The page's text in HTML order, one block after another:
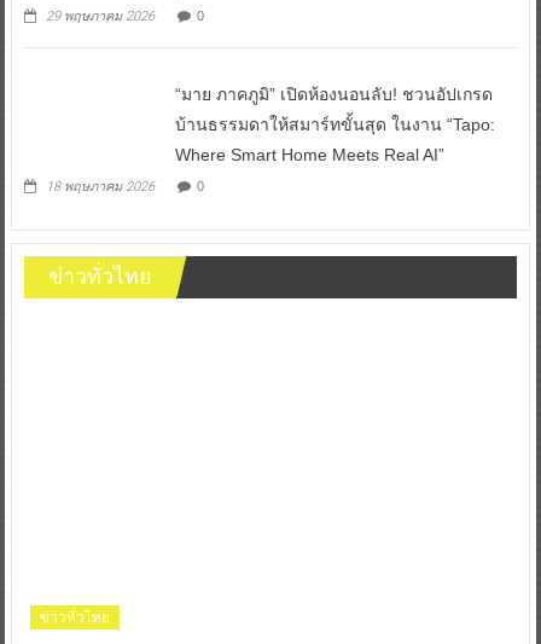
29 พฤษภาคม 2026 0
“มาย ภาคภูมิ” เปิดห้องนอนลับ! ชวนอัปเกรด
บ้านธรรมดาให้สมาร์ทขั้นสุด ในงาน “Tapo:
Where Smart Home Meets Real AI”
18 พฤษภาคม 2026 0
ข่าวทั่วไทย
ข่าวทั่วไทย